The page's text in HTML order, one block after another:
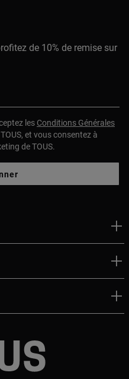
de 10% de remise sur
les Conditions Générales
et vous consentez à
de TOUS.